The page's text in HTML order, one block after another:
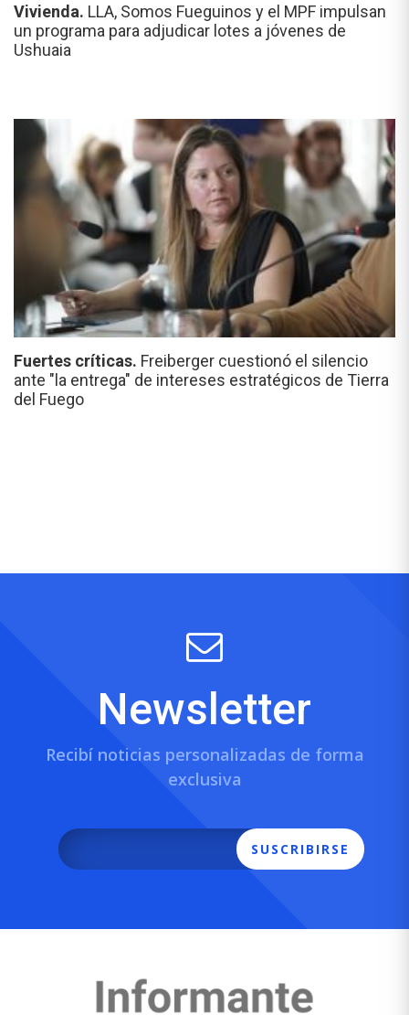
Vivienda. LLA, Somos Fueguinos y el MPF impulsan
un programa para adjudicar lotes a jóvenes de
Ushuaia
Fuertes críticas. Freiberger cuestionó el silencio
ante "la entrega" de intereses estratégicos de Tierra
del Fuego
Newsletter
Recibí noticias personalizadas de forma
exclusiva
SUSCRIBIRSE